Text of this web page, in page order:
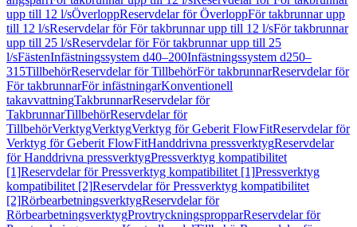
upp till 12 l/sÖverloppReservdelar för ÖverloppFör takbrunnar upp
till 12 l/sReservdelar för För takbrunnar upp till 12 l/sFör takbrunnar
upp till 25 l/sReservdelar för För takbrunnar upp till 25
l/sFästenInfästningssystem d40–200Infästningssystem d250–
315TillbehörReservdelar för TillbehörFör takbrunnarReservdelar för
För takbrunnarFör infästningarKonventionell
takavvattningTakbrunnarReservdelar för
TakbrunnarTillbehörReservdelar för
TillbehörVerktygVerktygVerktyg för Geberit FlowFitReservdelar för
Verktyg för Geberit FlowFitHanddrivna pressverktygReservdelar
för Handdrivna pressverktygPressverktyg kompatibilitet
[1]Reservdelar för Pressverktyg kompatibilitet [1]Pressverktyg
kompatibilitet [2]Reservdelar för Pressverktyg kompatibilitet
[2]RörbearbetningsverktygReservdelar för
RörbearbetningsverktygProvtryckningspropparReservdelar för